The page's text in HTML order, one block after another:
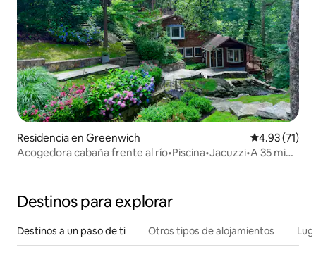
Residencia en Greenwich Calificación
4.93 (71)
Acogedora cabaña frente al río•Piscina•Jacuzzi•A 35 min
Destinos para explorar
Destinos a un paso de ti Otros tipos de alojamientos